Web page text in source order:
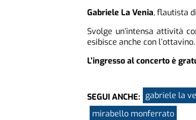
Gabriele La Venia, flautista
Svolge un’intensa attività
esibisce anche con l’ottavino.
L’ingresso al concerto è
SEGUI ANCHE: gabriele la
mirabello monferrato